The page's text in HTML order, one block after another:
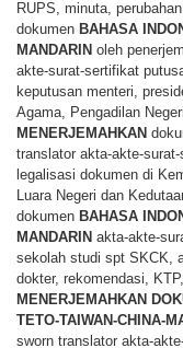
RUPS, minuta,
dokumen BAHASA
MANDARIN oleh
akte-surat-sertifikat
keputusan menteri,
Agama, Pengadilan
MENERJEMAHKAN
translator akta-akte-
legalisasi dokumen di
Luara Negeri dan
dokumen BAHASA
MANDARIN akta-akte-
sekolah studi spt SKCK,
dokter, rekomendasi,
MENERJEMAHKAN
TETO-TAIWAN-CHINA-
sworn translator akta-